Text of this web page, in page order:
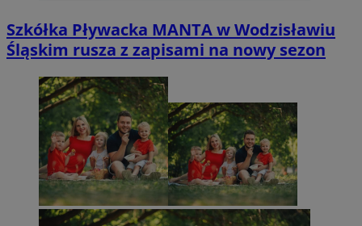
Szkółka Pływacka MANTA w Wodzisławiu
Śląskim rusza z zapisami na nowy sezon